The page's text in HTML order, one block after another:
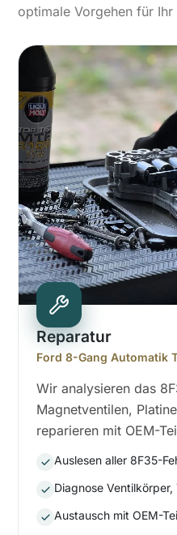
optimale Vorgehen für
Reparatur
Ford 8-Gang Automatik
Wir analysieren das
Magnetventilen,
reparieren mit OEM-
Auslesen aller 8F35-
Diagnose
Austausch mit OEM-